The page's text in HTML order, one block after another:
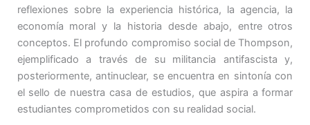
reflexiones sobre la experiencia histórica, la agencia, la
economía moral y la historia desde abajo, entre otros
conceptos. El profundo compromiso social de Thompson,
ejemplificado a través de su militancia antifascista y,
posteriormente, antinuclear, se encuentra en sintonía con
el sello de nuestra casa de estudios, que aspira a formar
estudiantes comprometidos con su realidad social.